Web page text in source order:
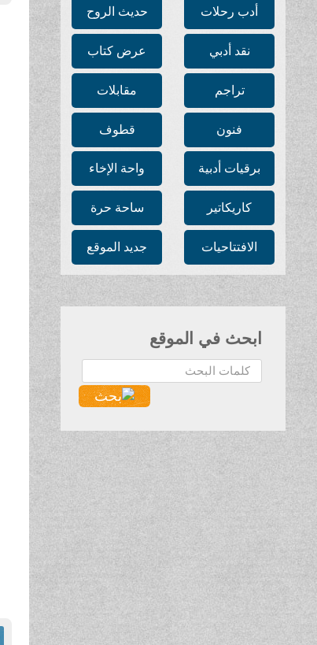
أدب رحلات حديث الروح
نقد أدبي عرض كتاب
تراجم مقابلات
فنون قطوف
برقيات أدبية واحة الإخاء
كاريكاتير ساحة حرة
الافتتاحيات جديد الموقع
ابحث في الموقع
البحث...